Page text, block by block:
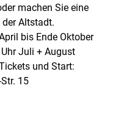
machen Sie eine
Altstadt.
bis Ende Oktober
Juli + August
und Start:
15